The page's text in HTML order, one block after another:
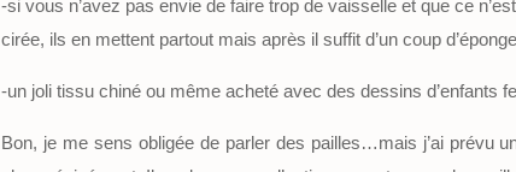
-si vous n’avez pas envie de faire trop de vaisselle et que ce
cirée, ils en mettent partout mais après il suffit d’un coup
-un joli tissu chiné ou même acheté avec des dessins d’enfants
Bon, je me sens obligée de parler des pailles…mais j’ai prévu